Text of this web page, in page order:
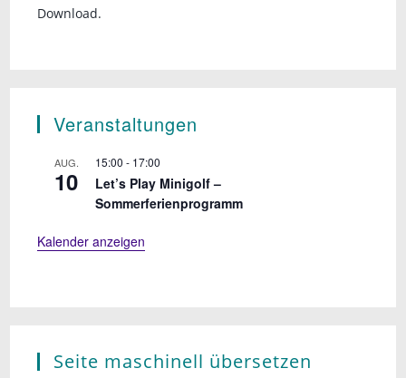
Download.
Veranstaltungen
AUG.
10
15:00 - 17:00
Let’s Play Minigolf –
Sommerferienprogramm
Kalender anzeigen
Seite maschinell übersetzen